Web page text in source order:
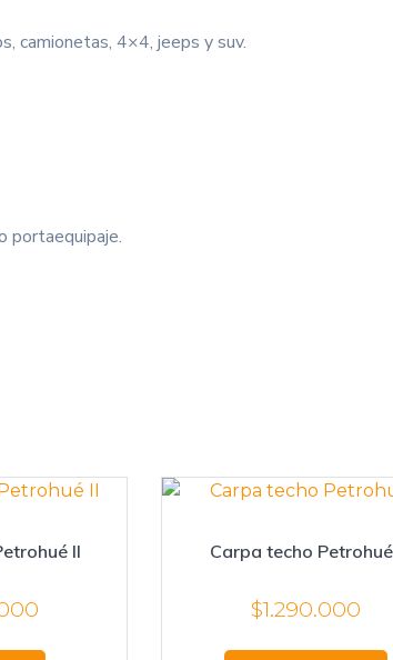
camionetas, 4×4, jeeps y suv.
portaequipaje.
II Carpa techo
$1.290.000